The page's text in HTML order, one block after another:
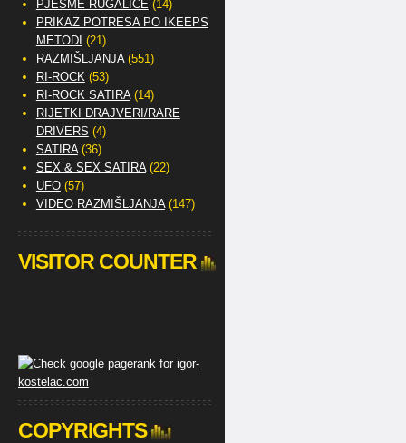
PJESME RUGALICE (14)
PRIKAZ POTRESA PO IKEEPS
METODI (21)
RAZMIŠLJANJA(551)
RI-ROCK(53)
RI-ROCK SATIRA(14)
RIJETKI DRAJVERI/RARE
DRIVERS (4)
SATIRA(36)
SEX & SEX SATIRA(22)
UFO(57)
VIDEO RAZMIŠLJANJA(147)
VISITOR COUNTER
COPYRIGHTS